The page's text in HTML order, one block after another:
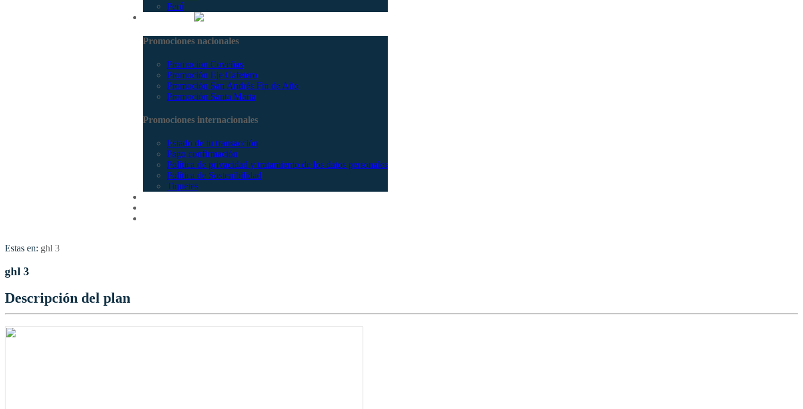
Perú
Promociones nacionales
Promocion Coveñas
Promoción Eje Cafetero
Promoción San Andrés Fin de Año
Promoción Santa Marta
Promociones internacionales
Estado de tu transacción
Pago confirmación
Política de privacidad y tratamiento de los datos personales
Política de Sostenibilidad
Tiquetes
Estas en: ghl 3
ghl 3
Descripción del plan